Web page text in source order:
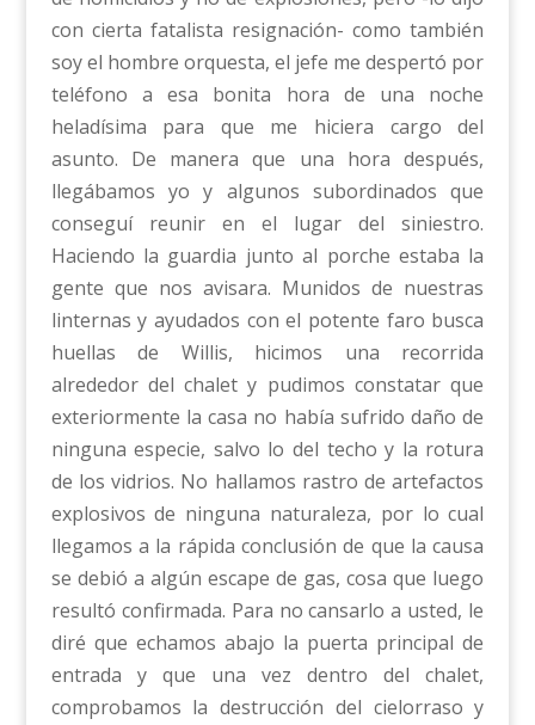
con cierta fatalista resignación- como también
soy el hombre orquesta, el jefe me despertó por
teléfono a esa bonita hora de una noche
heladísima para que me hiciera cargo del
asunto. De manera que una hora después,
llegábamos yo y algunos subordinados que
conseguí reunir en el lugar del siniestro.
Haciendo la guardia junto al porche estaba la
gente que nos avisara. Munidos de nuestras
linternas y ayudados con el potente faro busca
huellas de Willis, hicimos una recorrida
alrededor del chalet y pudimos constatar que
exteriormente la casa no había sufrido daño de
ninguna especie, salvo lo del techo y la rotura
de los vidrios. No hallamos rastro de artefactos
explosivos de ninguna naturaleza, por lo cual
llegamos a la rápida conclusión de que la causa
se debió a algún escape de gas, cosa que luego
resultó confirmada. Para no cansarlo a usted, le
diré que echamos abajo la puerta principal de
entrada y que una vez dentro del chalet,
comprobamos la destrucción del cielorraso y